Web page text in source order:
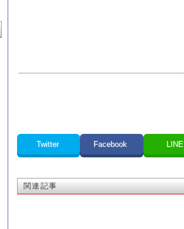
Twitter Facebook LINE
関連記事